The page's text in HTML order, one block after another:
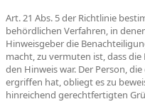
Art. 21 Abs. 5 der Richtlinie
behördlichen Verfahren, in
Hinweisgeber die
macht, zu vermuten ist, dass
den Hinweis war. Der Person,
ergriffen hat, obliegt es zu
hinreichend gerechtfertigten